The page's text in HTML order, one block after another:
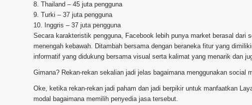
8. Thailand – 45 juta pengguna
9. Turki – 37 juta pengguna
10. Inggris – 37 juta pengguna
Secara karakteristik pengguna, Facebook lebih punya market berasal dari
menengah kebawah. Ditambah bersama dengan beraneka fitur yang
informatif yang didukung bersama visual serta kalimat yang menarik dan
Gimana? Rekan-rekan sekalian jadi jelas bagaimana menggunakan social
Oke, ketika rekan-rekan jadi paham dan jadi berpikir untuk manfaatkan
modal bagaimana memilih penyedia jasa tersebut.